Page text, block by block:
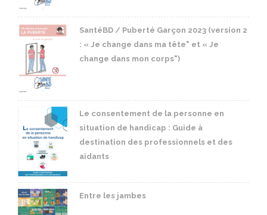
SantéBD / Puberté Garçon 2023 (version 2
: « Je change dans ma tête" et « Je
change dans mon corps")
Le consentement de la personne en
situation de handicap : Guide à
destination des professionnels et des
aidants
Entre les jambes